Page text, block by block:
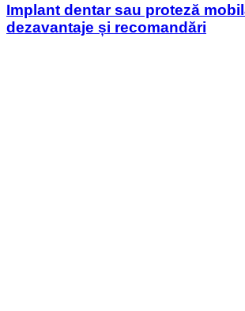
Implant dentar sau proteză
dezavantaje și recomandări